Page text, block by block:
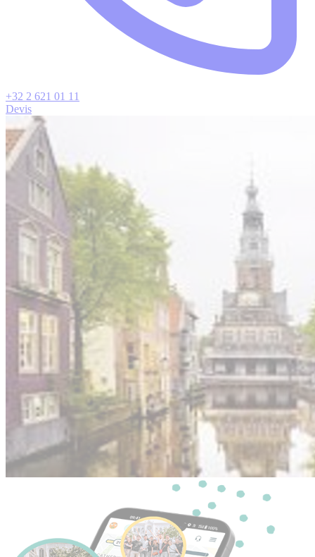
+32 2 621 01 11
Devis